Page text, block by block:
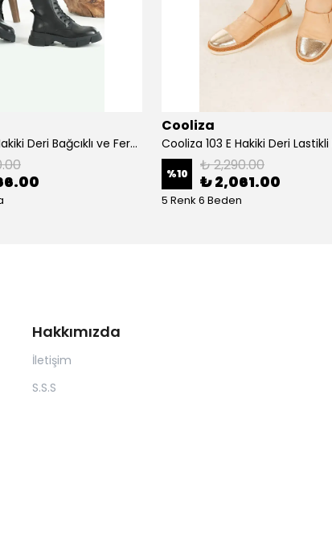
Cooliza 10023 Hakiki Deri Bağcıklı ve Fermuarlı Rahat Kadın Bot Ayakkabı - Siyah
Cooliza
%10 ₺ 2,290.00
₺ 2,061.00
5 Renk 6 Beden
Hakkımızda
İletişim
S.S.S